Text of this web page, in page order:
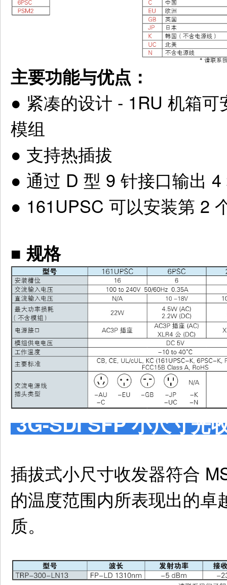
主要功能与优点：
● 紧凑的设计 - 1RU 机箱
模组
● 支持热插拔
● 通过 D 型 9 针接口输出
● 161UPSC 可以安装第 2
■ 规格
3G-SDI SFP 小尺寸光
插拔式小尺寸收发器符合
的温度范围内所表现出的
质。